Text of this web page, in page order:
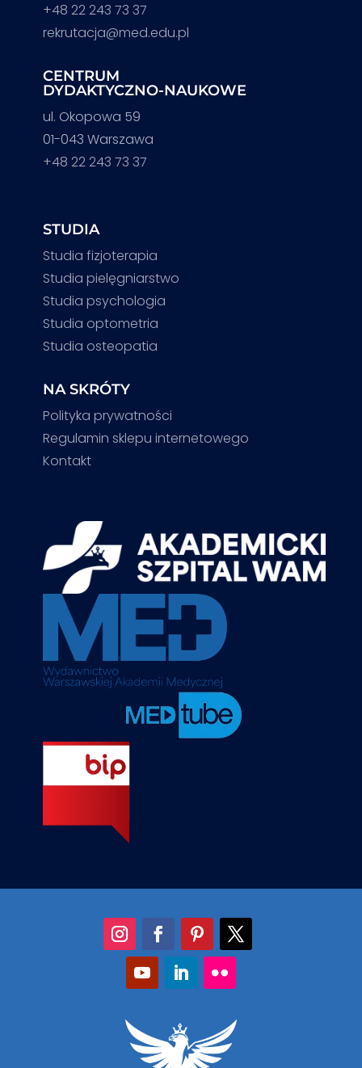
+48 22 243 73 37
rekrutacja@med.edu.pl
CENTRUM
DYDAKTYCZNO-NAUKOWE
ul. Okopowa 59
01-043 Warszawa
+48 22 243 73 37
STUDIA
Studia fizjoterapia
Studia pielęgniarstwo
Studia psychologia
Studia optometria
Studia osteopatia
NA SKRÓTY
Polityka prywatności
Regulamin sklepu internetowego
Kontakt